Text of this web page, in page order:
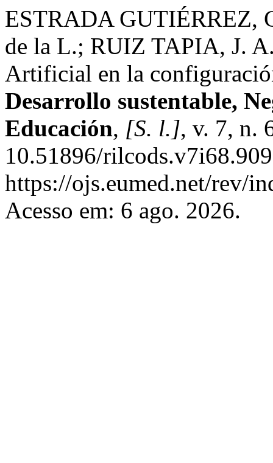
ESTRADA GUTIÉRREZ,
de la L.; RUIZ TAPIA, J.
Artificial en la
Desarrollo sustentable,
Educación, [S. l.], v. 7, n.
10.51896/
https://ojs.eumed.net/rev/
Acesso em: 6 ago. 2026.